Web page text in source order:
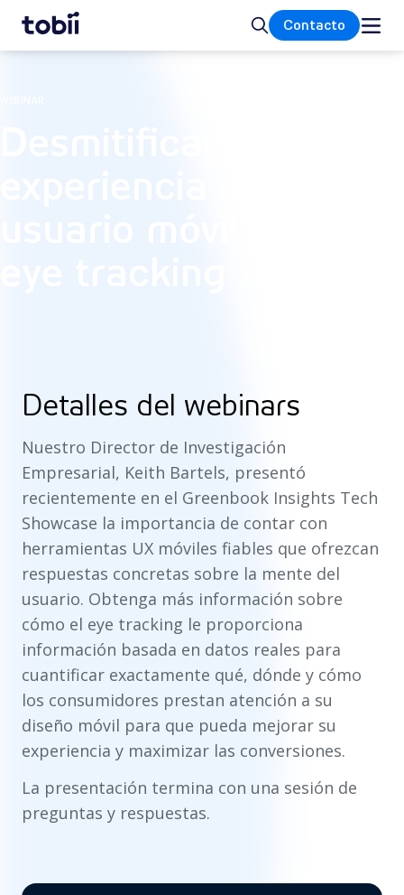
Inicio BuscarContacto
Detalles del webinars
Nuestro Director de Investigación
Empresarial, Keith Bartels, presentó
recientemente en el Greenbook Insights Tech
Showcase la importancia de contar con
herramientas UX móviles fiables que ofrezcan
respuestas concretas sobre la mente del
usuario. Obtenga más información sobre
cómo el eye tracking le proporciona
información basada en datos reales para
cuantificar exactamente qué, dónde y cómo
los consumidores prestan atención a su
diseño móvil para que pueda mejorar su
experiencia y maximizar las conversiones.
La presentación termina con una sesión de
preguntas y respuestas.